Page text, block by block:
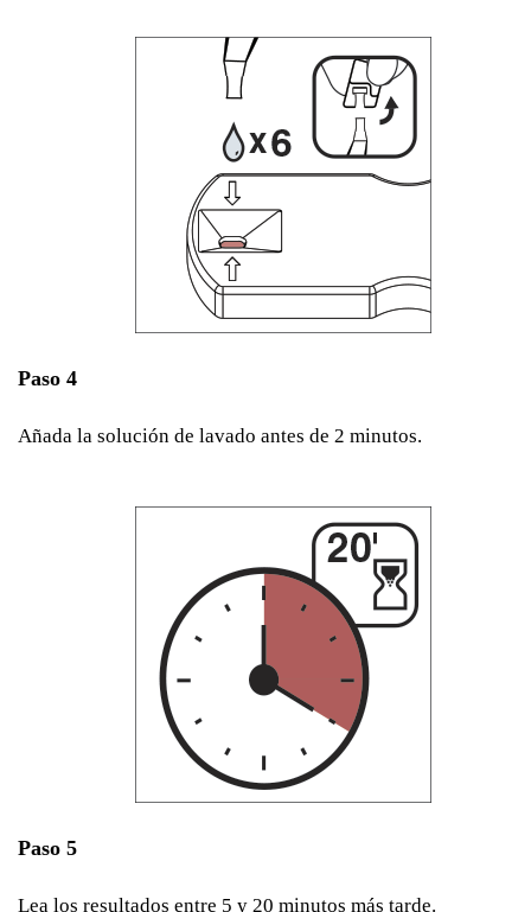
Paso 4
Añada la solución de lavado antes de 2 minutos.
Paso 5
Lea los resultados entre 5 y 20 minutos más tarde.